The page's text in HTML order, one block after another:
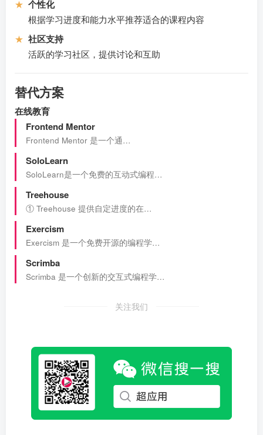
★ 个性化
根据学习进度和能力水平推荐适合的课程内容
★ 社区支持
活跃的学习社区，提供讨论和互助
替代方案
在线教育
Frontend Mentor
Frontend Mentor 是一个通…
SoloLearn
SoloLearn是一个免费的互动式编程…
Treehouse
① Treehouse 提供自定进度的在…
Exercism
Exercism 是一个免费开源的编程学…
Scrimba
Scrimba 是一个创新的交互式编程学…
关注我们